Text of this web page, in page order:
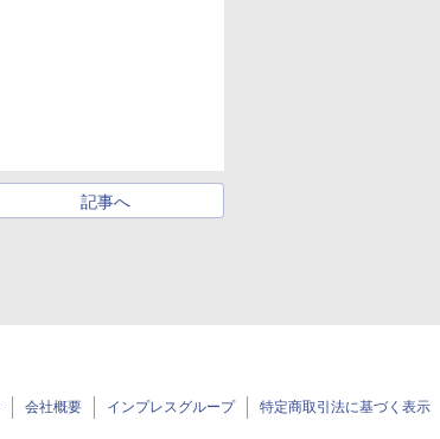
記事へ
会社概要 インプレスグループ 特定商取引法に基づく表示